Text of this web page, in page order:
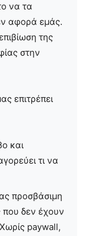
να τα
αφορά εμάς.
της
στην
επιτρέπει
και
τι να
προσβάσιμη
που δεν έχουν
paywall,